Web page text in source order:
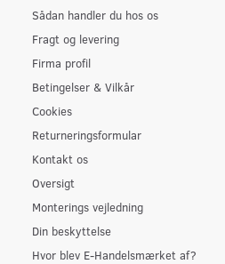
Sådan handler du hos os
Fragt og levering
Firma profil
Betingelser & Vilkår
Cookies
Returneringsformular
Kontakt os
Oversigt
Monterings vejledning
Din beskyttelse
Hvor blev E-Handelsmærket af?